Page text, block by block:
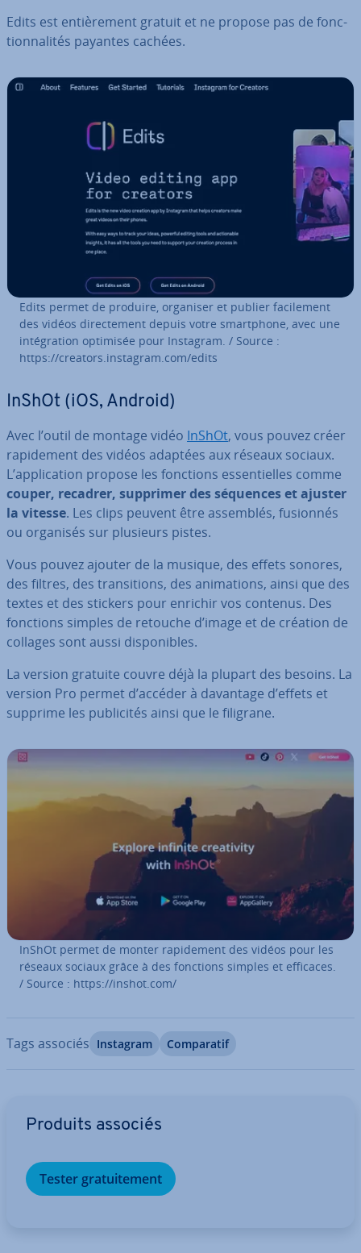
Edits est en­tiè­re­ment gratuit et ne propose pas de fonc­
tion­na­li­tés payantes cachées.
Edits permet de produire, organiser et publier fa­ci­le­ment
des vidéos di­rec­te­ment depuis votre smart­phone, avec une
in­té­gra­tion optimisée pour Instagram. / Source :
https://creators.instagram.com/edits
InShOt (iOS, Android)
Avec l’outil de montage vidéo InShOt, vous pouvez créer
ra­pi­de­ment des vidéos adaptées aux réseaux sociaux.
L’ap­pli­ca­tion propose les fonctions es­sen­tielles comme
couper, recadrer, supprimer des séquences et ajuster
la vitesse. Les clips peuvent être assemblés, fusionnés
ou organisés sur plusieurs pistes.
Vous pouvez ajouter de la musique, des effets sonores,
des filtres, des tran­si­tions, des ani­ma­tions, ainsi que des
textes et des stickers pour enrichir vos contenus. Des
fonctions simples de retouche d’image et de création de
collages sont aussi dis­po­nibles.
La version gratuite couvre déjà la plupart des besoins. La
version Pro permet d’accéder à davantage d’effets et
supprime les pu­bli­ci­tés ainsi que le filigrane.
InShOt permet de monter ra­pi­de­ment des vidéos pour les
réseaux sociaux grâce à des fonctions simples et efficaces.
/ Source : https://inshot.com/
Tags associés Instagram Com­pa­ra­tif
Produits associés
Tester gra­tui­te­ment